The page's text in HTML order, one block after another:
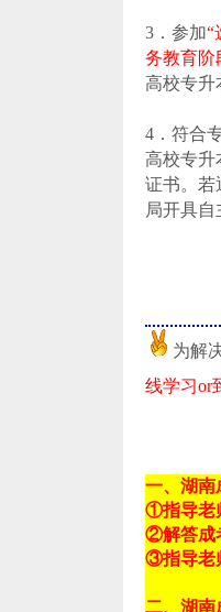
3．参加“
务教育阶
高校专升
4．符合
高校专升
证书。若
局开具自
为解
线学习or
一、湖南
①指导老
②解答成
③指导老
二、湖南